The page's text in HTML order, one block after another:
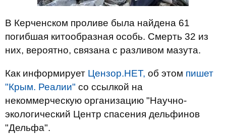
В Керченском проливе была найдена 61
погибшая китообразная особь. Смерть 32 из
них, вероятно, связана с разливом мазута.
Как информирует Цензор.НЕТ, об этом пишет
"Крым. Реалии" со ссылкой на
некоммерческую организацию "Научно-
экологический Центр спасения дельфинов
"Дельфа".